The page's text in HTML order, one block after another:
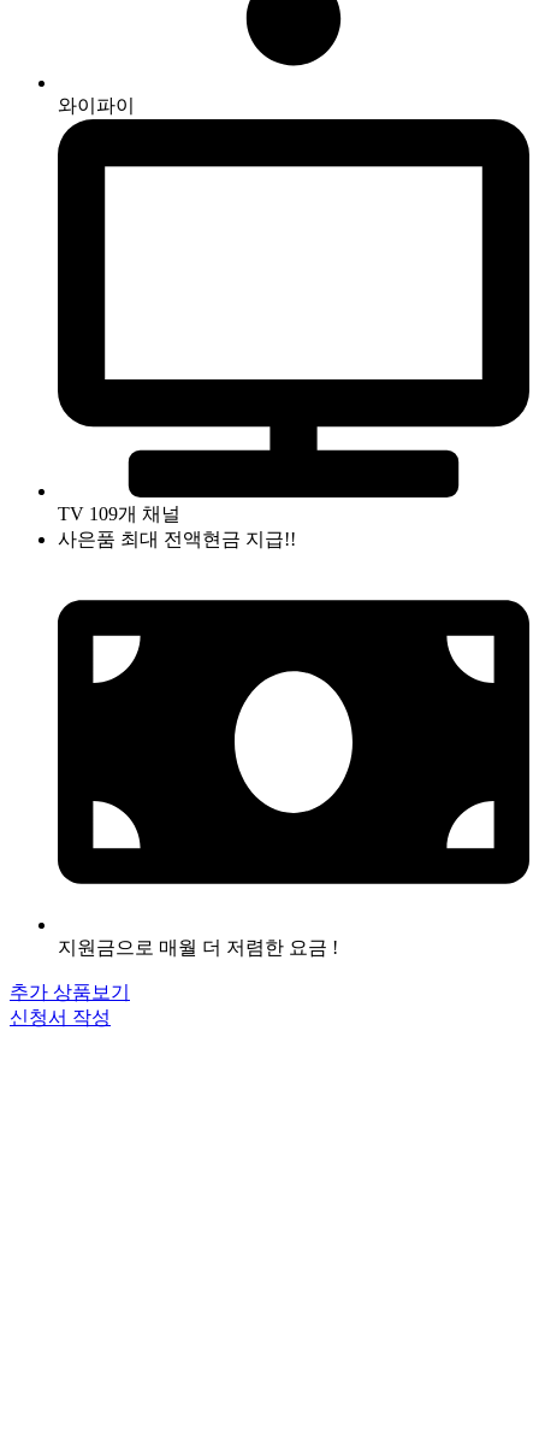
와이파이
TV 109개 채널
사은품 최대 전액현금 지급!!
지원금으로 매월 더 저렴한 요금 !
추가 상품보기
신청서 작성